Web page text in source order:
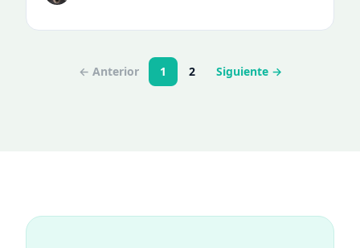
← Anterior 1 2 Siguiente →